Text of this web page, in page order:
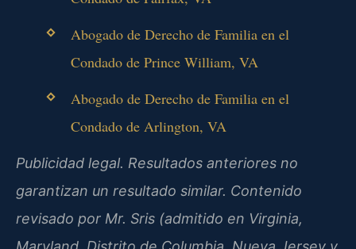
Abogado de Derecho de Familia en el
Condado de Prince William, VA
Abogado de Derecho de Familia en el
Condado de Arlington, VA
Publicidad legal. Resultados anteriores no
garantizan un resultado similar. Contenido
revisado por Mr. Sris (admitido en Virginia,